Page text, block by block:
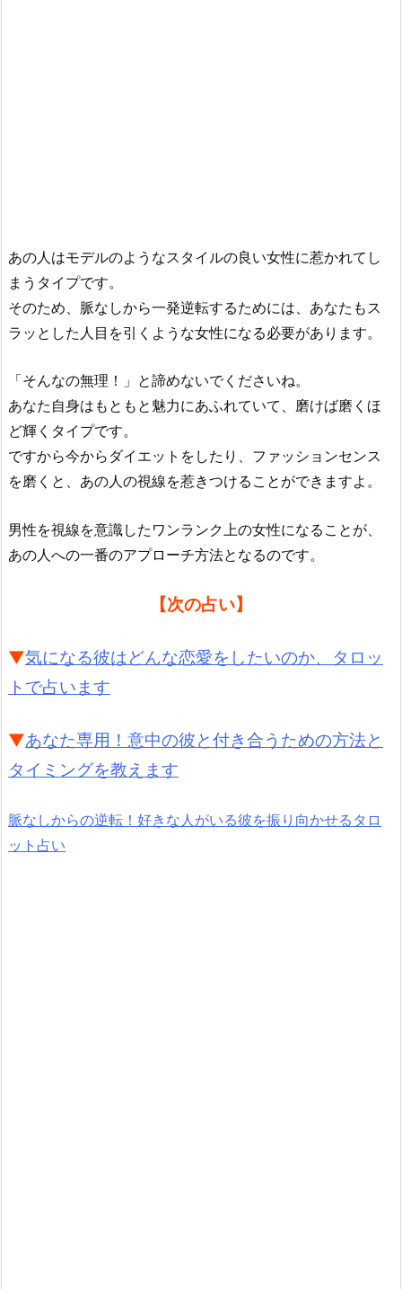
あの人はモデルのようなスタイルの良い女性に惹かれてし
まうタイプです。
そのため、脈なしから一発逆転するためには、あなたもス
ラッとした人目を引くような女性になる必要があります。
「そんなの無理！」と諦めないでくださいね。
あなた自身はもともと魅力にあふれていて、磨けば磨くほ
ど輝くタイプです。
ですから今からダイエットをしたり、ファッションセンス
を磨くと、あの人の視線を惹きつけることができますよ。
男性を視線を意識したワンランク上の女性になることが、
あの人への一番のアプローチ方法となるのです。
【次の占い】
▼気になる彼はどんな恋愛をしたいのか、タロッ
トで占います
▼あなた専用！意中の彼と付き合うための方法と
タイミングを教えます
脈なしからの逆転！好きな人がいる彼を振り向かせるタロ
ット占い